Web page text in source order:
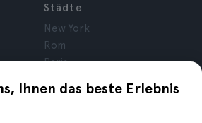
Ihnen das beste Erlebnis
Städte
New York
Rom
Paris
Granada